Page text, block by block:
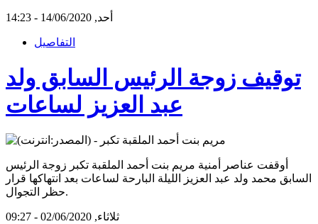
أحد, 14/06/2020 - 14:23
التفاصيل
توقيف زوجة الرئيس السابق ولد
عبد العزيز لساعات
أوقفت عناصر أمنية مريم بنت أحمد الملقبة تكبر زوجة الرئيس
السابق محمد ولد عبد العزيز الليلة البارحة لساعات بعد انتهاكها قرار
حظر التجوال.
ثلاثاء, 02/06/2020 - 09:27